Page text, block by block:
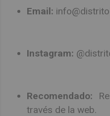
Email:
Instagram:
Recomendado:
través de la web.